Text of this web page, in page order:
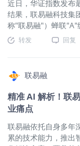
业“1”辐射上下游
分散、更
国家级基础设施，具
流转、融资（贴现/质
产业金融工具。 与
常态化落地，多地出
务全链路可追溯、对
验、业务意愿、交
辑，行业进入自动化
期，远期可实现AI独
化机器API交互，订
留痕、智能分级风控
近日，华证指数发布
结果，联易融科技集
称"联易融"）蝉联"A"
件行业港股上市公司
上期获评"A"级后，联
充分彰显了公司在环
大维度的行业领先地
评级采用AAA至C九
深港主流上市公司，
ESG 框架与国内产业
维度包含环境管理、
理三大板块，评级结
转发 回复
联易融
精准 AI 解析！联
业痛点
联易融依托自身多年
累的技术能力，推出